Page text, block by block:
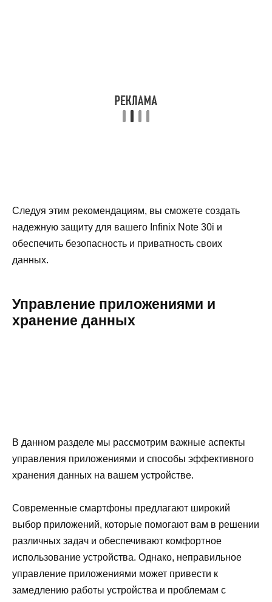
Следуя этим рекомендациям, вы сможете создать
надежную защиту для вашего Infinix Note 30i и
обеспечить безопасность и приватность своих
данных.
Управление приложениями и
хранение данных
В данном разделе мы рассмотрим важные аспекты
управления приложениями и способы эффективного
хранения данных на вашем устройстве.
Современные смартфоны предлагают широкий
выбор приложений, которые помогают вам в решении
различных задач и обеспечивают комфортное
использование устройства. Однако, неправильное
управление приложениями может привести к
замедлению работы устройства и проблемам с